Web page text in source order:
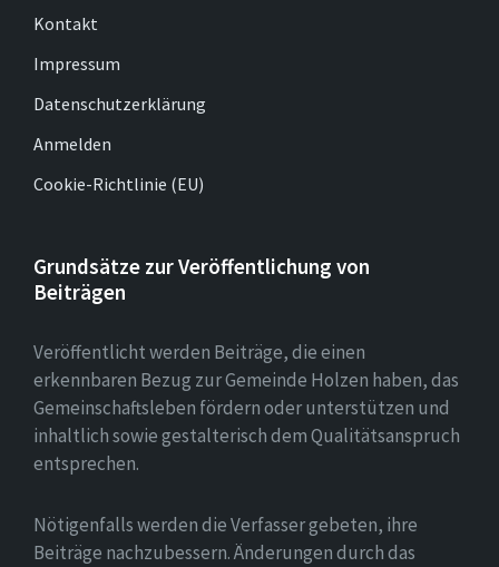
Kontakt
Impressum
Datenschutzerklärung
Anmelden
Cookie-Richtlinie (EU)
Grundsätze zur Veröffentlichung von
Beiträgen
Veröffentlicht werden Beiträge, die einen
erkennbaren Bezug zur Gemeinde Holzen haben, das
Gemeinschaftsleben fördern oder unterstützen und
inhaltlich sowie gestalterisch dem Qualitätsanspruch
entsprechen.
Nötigenfalls werden die Verfasser gebeten, ihre
Beiträge nachzubessern. Änderungen durch das